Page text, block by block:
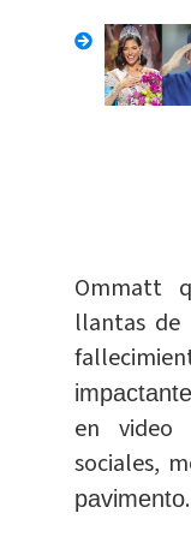
Ommatt
llantas
en
sociales,
pavimento.